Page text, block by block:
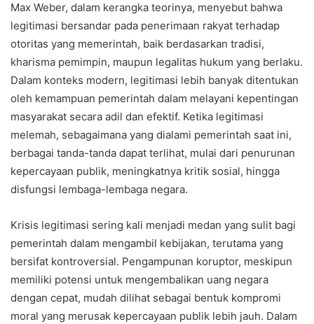
Max Weber, dalam kerangka teorinya, menyebut bahwa
legitimasi bersandar pada penerimaan rakyat terhadap
otoritas yang memerintah, baik berdasarkan tradisi,
kharisma pemimpin, maupun legalitas hukum yang berlaku.
Dalam konteks modern, legitimasi lebih banyak ditentukan
oleh kemampuan pemerintah dalam melayani kepentingan
masyarakat secara adil dan efektif. Ketika legitimasi
melemah, sebagaimana yang dialami pemerintah saat ini,
berbagai tanda-tanda dapat terlihat, mulai dari penurunan
kepercayaan publik, meningkatnya kritik sosial, hingga
disfungsi lembaga-lembaga negara.
Krisis legitimasi sering kali menjadi medan yang sulit bagi
pemerintah dalam mengambil kebijakan, terutama yang
bersifat kontroversial. Pengampunan koruptor, meskipun
memiliki potensi untuk mengembalikan uang negara
dengan cepat, mudah dilihat sebagai bentuk kompromi
moral yang merusak kepercayaan publik lebih jauh. Dalam